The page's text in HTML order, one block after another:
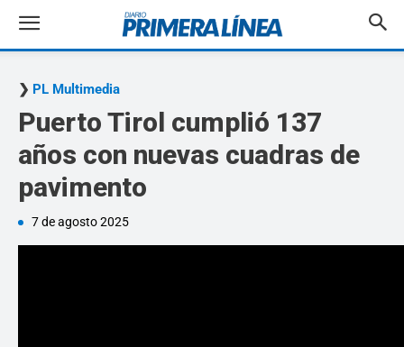
PL Multimedia
Puerto Tirol cumplió 137
años con nuevas cuadras de
pavimento
7 de agosto 2025